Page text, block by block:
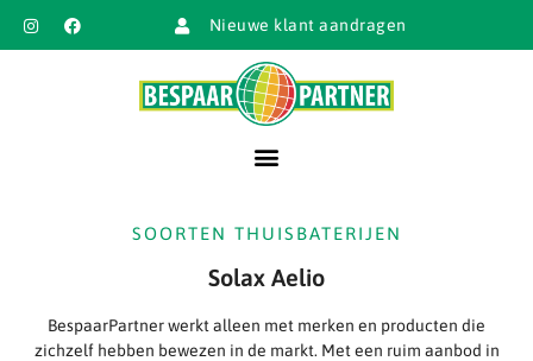
Nieuwe klant aandragen
SOORTEN THUISBATERIJEN
Solax Aelio
BespaarPartner werkt alleen met merken en producten die
zichzelf hebben bewezen in de markt. Met een ruim aanbod in